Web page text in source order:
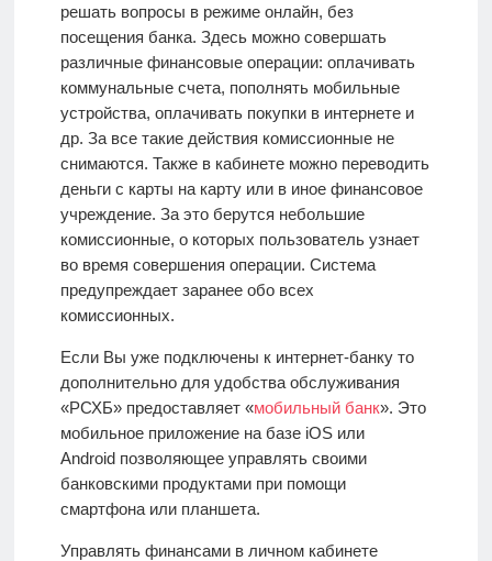
решать вопросы в режиме онлайн, без
посещения банка. Здесь можно совершать
различные финансовые операции: оплачивать
коммунальные счета, пополнять мобильные
устройства, оплачивать покупки в интернете и
др. За все такие действия комиссионные не
снимаются. Также в кабинете можно переводить
деньги с карты на карту или в иное финансовое
учреждение. За это берутся небольшие
комиссионные, о которых пользователь узнает
во время совершения операции. Система
предупреждает заранее обо всех
комиссионных.
Если Вы уже подключены к интернет-банку то
дополнительно для удобства обслуживания
«РСХБ» предоставляет «мобильный банк». Это
мобильное приложение на базе iOS или
Android позволяющее управлять своими
банковскими продуктами при помощи
смартфона или планшета.
Управлять финансами в личном кабинете